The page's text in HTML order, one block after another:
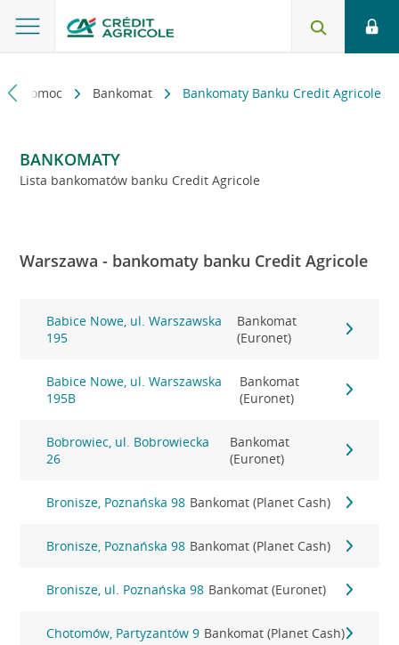
i pomoc Bankomat Bankomaty Banku Credit Agricole
BANKOMATY
Lista bankomatów banku Credit Agricole
Warszawa - bankomaty banku Credit Agricole
Babice Nowe, ul. Warszawska
195
Bankomat
(Euronet)
Babice Nowe, ul. Warszawska
195B
Bankomat
(Euronet)
Bobrowiec, ul. Bobrowiecka
26
Bankomat
(Euronet)
Bronisze, Poznańska 98 Bankomat (Planet Cash)
Bronisze, Poznańska 98 Bankomat (Planet Cash)
Bronisze, ul. Poznańska 98 Bankomat (Euronet)
Chotomów, Partyzantów 9 Bankomat (Planet Cash)